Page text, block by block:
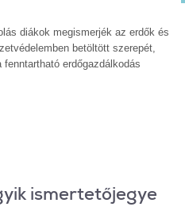
diákok megismerjék az erdők és
betöltött szerepét,
erdőgazdálkodás
ismertetőjegye